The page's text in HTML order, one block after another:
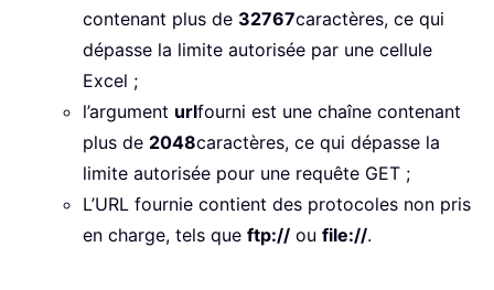
contenant plus de 32767caractères, ce qui
dépasse la limite autorisée par une cellule
Excel ;
l’argument urlfourni est une chaîne contenant
plus de 2048caractères, ce qui dépasse la
limite autorisée pour une requête GET ;
L’URL fournie contient des protocoles non pris
en charge, tels que ftp:// ou file://.